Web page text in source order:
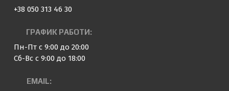
+38 050 313 46 30
ГРАФИК РАБОТИ:
Пн-Пт с 9:00 до 20:00
Сб-Вс с 9:00 до 18:00
EMAIL: